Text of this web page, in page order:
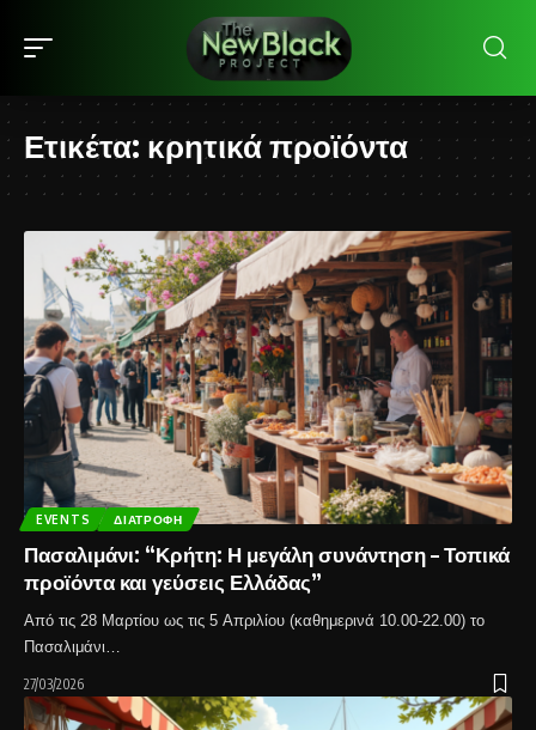
Ετικέτα: κρητικά προϊόντα
EVENTS ΔΙΑΤΡΟΦΉ
Πασαλιμάνι: “Κρήτη: Η μεγάλη συνάντηση – Τοπικά
προϊόντα και γεύσεις Ελλάδας”
Από τις 28 Μαρτίου ως τις 5 Απριλίου (καθημερινά 10.00-22.00) το
Πασαλιμάνι…
27/03/2026